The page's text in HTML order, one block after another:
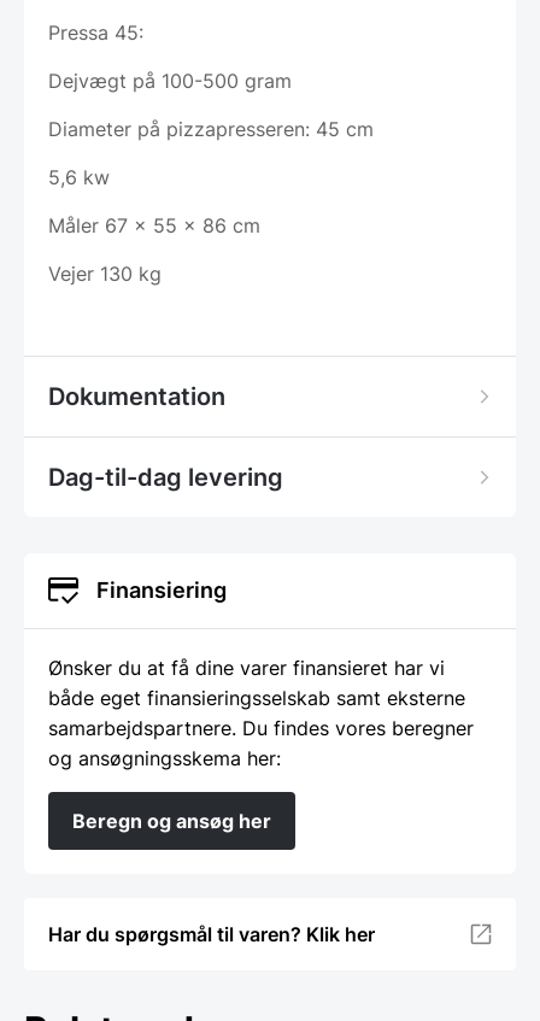
Pressa 45:
Dejvægt på 100-500 gram
Diameter på pizzapresseren: 45 cm
5,6 kw
Måler 67 x 55 x 86 cm
Vejer 130 kg
Dokumentation
Dag-til-dag levering
Finansiering
Ønsker du at få dine varer finansieret har vi
både eget finansieringsselskab samt eksterne
samarbejdspartnere. Du findes vores beregner
og ansøgningsskema her:
Beregn og ansøg her
Har du spørgsmål til varen? Klik her